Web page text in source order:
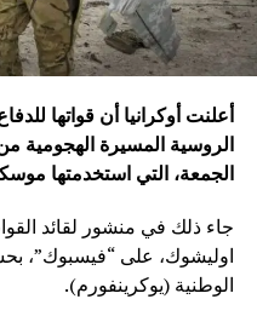
الروسية المسيرة الهجومية
الجمعة، التي استخدمتها
جاء ذلك في منشور لقائد
اوليشوك، على “فيسبوك”،
الوطنية (يوكرينفورم).